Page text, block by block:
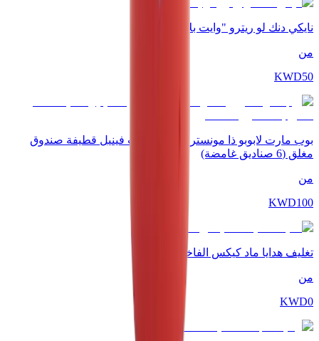
نايكي دنك لو ريترو "وايت بلاك باندا"
من
KWD50
بوب مارت لابوبو ذا مونسترز هاف أ سيت فينيل قطيفة صندوق
مغلق (6 صناديق غامضة)
من
KWD100
تغليف هدايا ماد كيكس الفاخر
من
KWD0